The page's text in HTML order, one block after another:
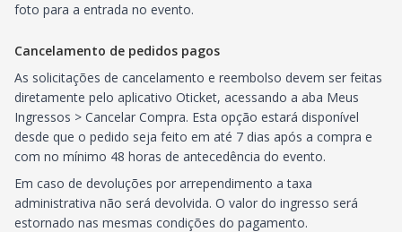
foto para a entrada no evento.
Cancelamento de pedidos pagos
As solicitações de cancelamento e reembolso devem ser feitas
diretamente pelo aplicativo Oticket, acessando a aba Meus
Ingressos > Cancelar Compra. Esta opção estará disponível
desde que o pedido seja feito em até 7 dias após a compra e
com no mínimo 48 horas de antecedência do evento.
Em caso de devoluções por arrependimento a taxa
administrativa não será devolvida. O valor do ingresso será
estornado nas mesmas condições do pagamento.